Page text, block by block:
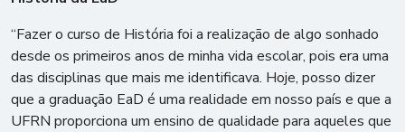
“Fazer o curso de História foi a realização de algo sonhado
desde os primeiros anos de minha vida escolar, pois era uma
das disciplinas que mais me identificava. Hoje, posso dizer
que a graduação EaD é uma realidade em nosso país e que a
UFRN proporciona um ensino de qualidade para aqueles que